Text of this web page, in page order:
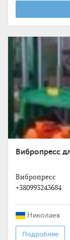
Вибропресс
Вибропресс
+380993243684
Николаев
Подробнее